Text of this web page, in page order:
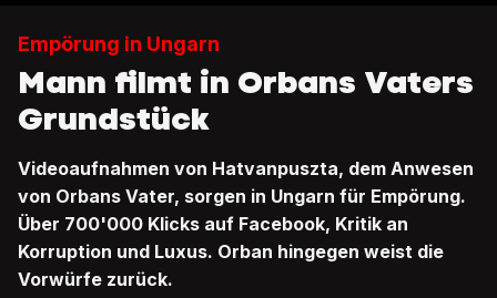
Empörung in Ungarn
Mann filmt in Orbans Vaters
Grundstück
Videoaufnahmen von Hatvanpuszta, dem Anwesen
von Orbans Vater, sorgen in Ungarn für Empörung.
Über 700'000 Klicks auf Facebook, Kritik an
Korruption und Luxus. Orban hingegen weist die
Vorwürfe zurück.